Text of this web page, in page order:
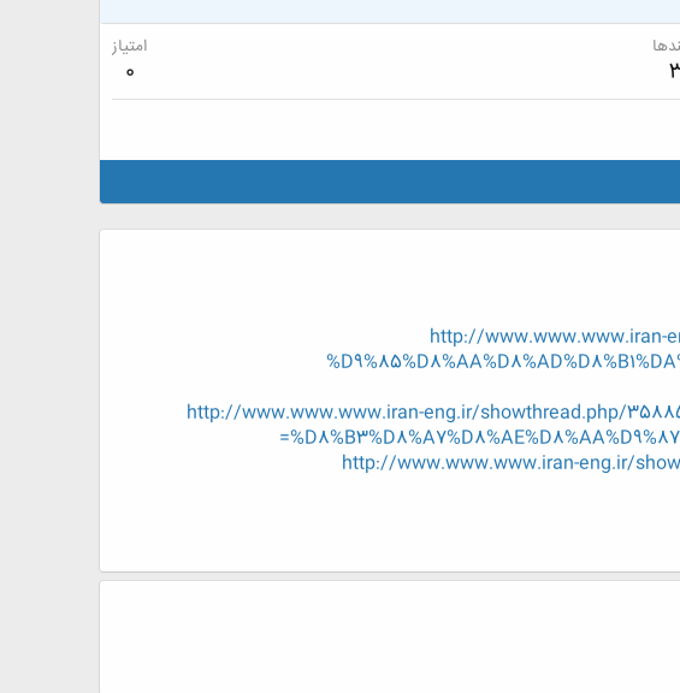
امتیاز
0
http://www.www.www.iran-
http://www.www.www.iran-eng.ir/showthread.php/
http://www.www.www.iran-eng.ir/